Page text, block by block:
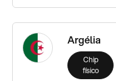
Argélia
Chip
físico